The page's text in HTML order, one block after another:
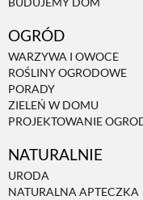
OGRÓD
WARZYWA I OWOCE
ROŚLINY OGRODOWE
PORADY
ZIELEŃ W DOMU
PROJEKTOWANIE
NATURALNIE
URODA
NATURALNA APTECZKA